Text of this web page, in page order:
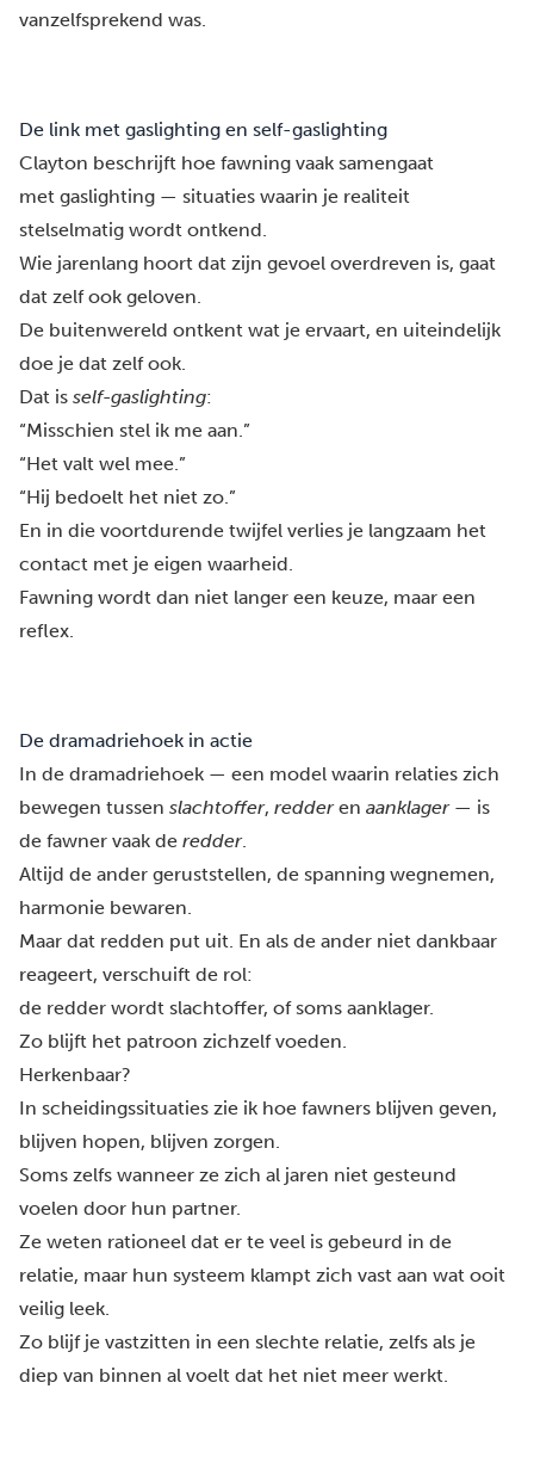
vanzelfsprekend was.
De link met gaslighting en self-gaslighting
Clayton beschrijft hoe fawning vaak samengaat
met gaslighting — situaties waarin je realiteit
stelselmatig wordt ontkend.
Wie jarenlang hoort dat zijn gevoel overdreven is, gaat
dat zelf ook geloven.
De buitenwereld ontkent wat je ervaart, en uiteindelijk
doe je dat zelf ook.
Dat is self-gaslighting:
“Misschien stel ik me aan.”
“Het valt wel mee.”
“Hij bedoelt het niet zo.”
En in die voortdurende twijfel verlies je langzaam het
contact met je eigen waarheid.
Fawning wordt dan niet langer een keuze, maar een
reflex.
De dramadriehoek in actie
In de dramadriehoek — een model waarin relaties zich
bewegen tussen slachtoffer, redderen aanklager— is
de fawner vaak de redder.
Altijd de ander geruststellen, de spanning wegnemen,
harmonie bewaren.
Maar dat redden put uit. En als de ander niet dankbaar
reageert, verschuift de rol:
de redder wordt slachtoffer, of soms aanklager.
Zo blijft het patroon zichzelf voeden.
Herkenbaar?
In scheidingssituaties zie ik hoe fawners blijven geven,
blijven hopen, blijven zorgen.
Soms zelfs wanneer ze zich al jaren niet gesteund
voelen door hun partner.
Ze weten rationeel dat er te veel is gebeurd in de
relatie, maar hun systeem klampt zich vast aan wat ooit
veilig leek.
Zo blijf je vastzitten in een slechte relatie, zelfs als je
diep van binnen al voelt dat het niet meer werkt.